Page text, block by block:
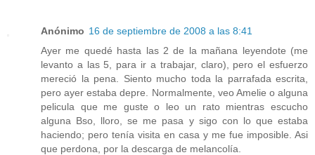
Anónimo 16 de septiembre de 2008 a las 8:41
Ayer me quedé hasta las 2 de la mañana leyendote (me
levanto a las 5, para ir a trabajar, claro), pero el esfuerzo
mereció la pena. Siento mucho toda la parrafada escrita,
pero ayer estaba depre. Normalmente, veo Amelie o alguna
pelicula que me guste o leo un rato mientras escucho
alguna Bso, lloro, se me pasa y sigo con lo que estaba
haciendo; pero tenía visita en casa y me fue imposible. Asi
que perdona, por la descarga de melancolía.